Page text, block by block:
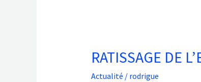
Communities »
RATISSAGE DE
Actualité / rodrigue
L’ENQUETE
DE